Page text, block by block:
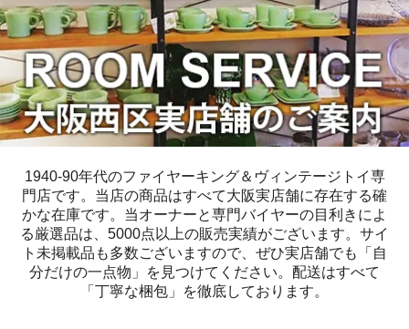
1940-90年代のファイヤーキング＆ヴィンテージトイ専
門店です。当店の商品はすべて大阪実店舗に存在する確
かな在庫です。当オーナーと専門バイヤーの目利きによ
る厳選品は、5000点以上の販売実績がございます。サイ
ト未掲載品も多数ございますので、ぜひ実店舗でも「自
分だけの一点物」を見つけてください。配送はすべて
「丁寧な梱包」を徹底しております。